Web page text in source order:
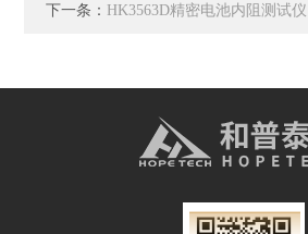
下一条： HK3563D精密电池内阻测试仪